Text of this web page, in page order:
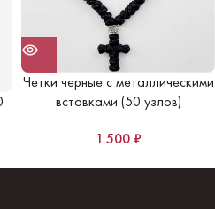
Четки черные с металлическими
вставками (50 узлов)
1.500 ₽